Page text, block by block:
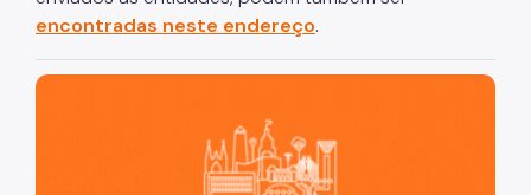
Devolução e Restituição
Dipam (Declaração para o IPM)
encontradas neste endereço.
São Paulo, cidade inteligente, resiliente e sustentável